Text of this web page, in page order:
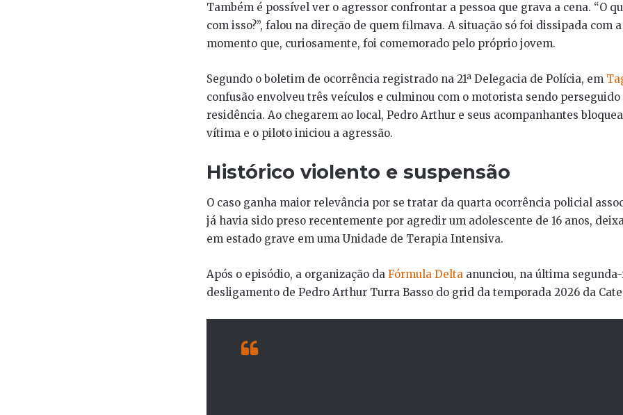
Também é possível ver o agressor confrontar a pessoa que grava a cena. “O
com isso?”, falou na direção de quem filmava. A situação só foi dissipada com
momento que, curiosamente, foi comemorado pelo próprio jovem.
Segundo o boletim de ocorrência registrado na 21ª Delegacia de Polícia, em
confusão envolveu três veículos e culminou com o motorista sendo perseguido
residência. Ao chegarem ao local, Pedro Arthur e seus acompanhantes
vítima e o piloto iniciou a agressão.
Histórico violento e suspensão
O caso ganha maior relevância por se tratar da quarta ocorrência policial
já havia sido preso recentemente por agredir um adolescente de 16 anos,
em estado grave em uma Unidade de Terapia Intensiva.
Após o episódio, a organização da Fórmula Delta anunciou, na última
desligamento de Pedro Arthur Turra Basso do grid da temporada 2026 da